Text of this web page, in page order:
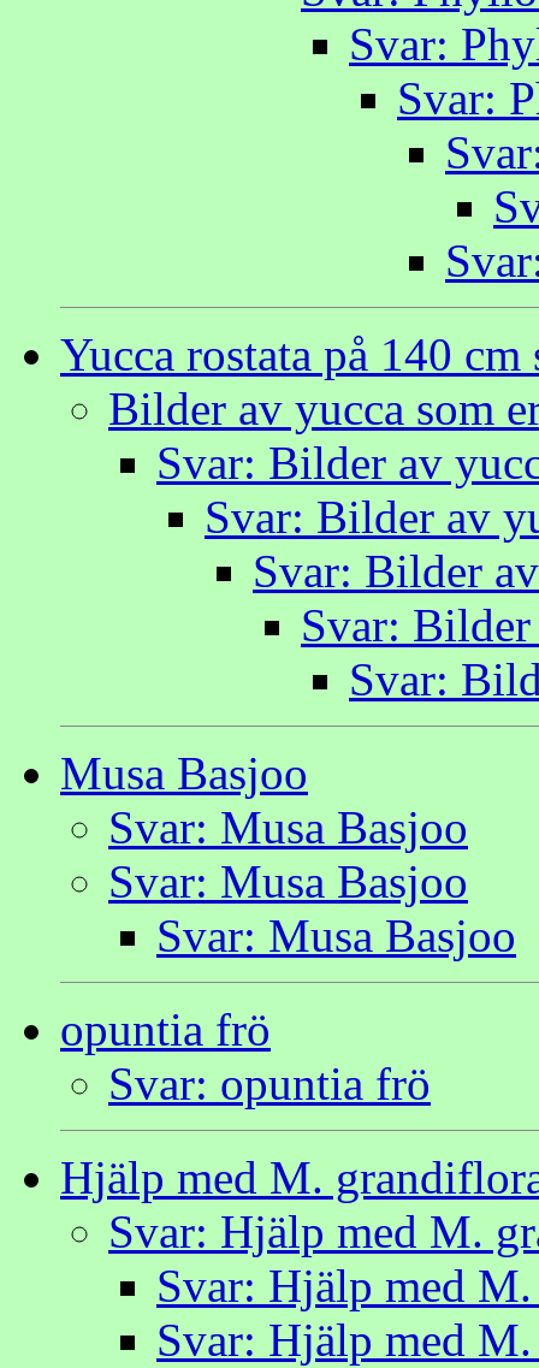
Svar:
Svar:
Yucca rostata på 140 cm
Bilder av yucca som
Svar: Bilder av
Svar: Bilder av
Svar: Bilder
Svar:
Svar:
Musa Basjoo
Svar: Musa Basjoo
Svar: Musa Basjoo
Svar: Musa Basjoo
opuntia frö
Svar: opuntia frö
Hjälp med M.
Svar: Hjälp med M.
Svar: Hjälp med
Svar: Hjälp med